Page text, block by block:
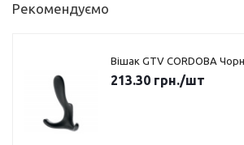
Рекомендуємо
Вішак GTV CORDOBA
213.30 грн./шт